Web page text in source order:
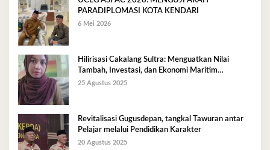
PARADIPLOMASI KOTA KENDARI
6 Mei 2026
Hilirisasi Cakalang Sultra: Menguatkan Nilai
Tambah, Investasi, dan Ekonomi Maritim
Berkelanjutan
25 Agustus 2025
Revitalisasi Gugusdepan, tangkal Tawuran antar
Pelajar melalui Pendidikan Karakter
20 Agustus 2025